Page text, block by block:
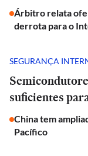
Árbitro relata
derrota para o
SEGURANÇA
suficientes
China tem
Pacífico